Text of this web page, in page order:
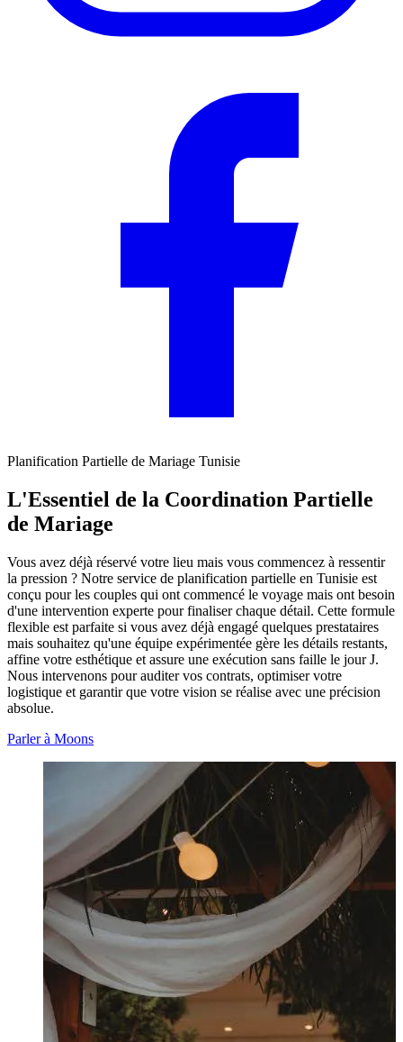
Planification Partielle de Mariage Tunisie
L'Essentiel de la Coordination Partielle
de Mariage
Vous avez déjà réservé votre lieu mais vous commencez à ressentir
la pression ? Notre service de planification partielle en Tunisie est
conçu pour les couples qui ont commencé le voyage mais ont besoin
d'une intervention experte pour finaliser chaque détail. Cette formule
flexible est parfaite si vous avez déjà engagé quelques prestataires
mais souhaitez qu'une équipe expérimentée gère les détails restants,
affine votre esthétique et assure une exécution sans faille le jour J.
Nous intervenons pour auditer vos contrats, optimiser votre
logistique et garantir que votre vision se réalise avec une précision
absolue.
Parler à Moons